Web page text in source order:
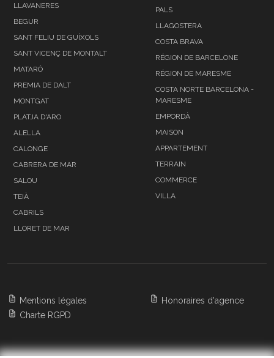
LLAVANERES
BEGUR
SANT FELIU DE GUÍXOLS
SANT VICENÇ DE MONTALT
MATARÓ
PREMIA DE DALT
MONTGAT
PLATJA D'ARO
ALELLA
CALONGE
CABRERA DE MAR
SALOU
TEIÀ
CABRILS
LLORET DE MAR
PALS
LLAGOSTERA
COSTA BRAVA
RÉGION DE BARCELONE
RÉGION DE MARESME
COSTA NORTE BARCELONA -
MARESME
EMPORDÀ
MAISON
APPARTEMENT
TERRAIN
COMMERCE
VILLA
Mentions légales
Charte RGPD
Honoraires d'agence